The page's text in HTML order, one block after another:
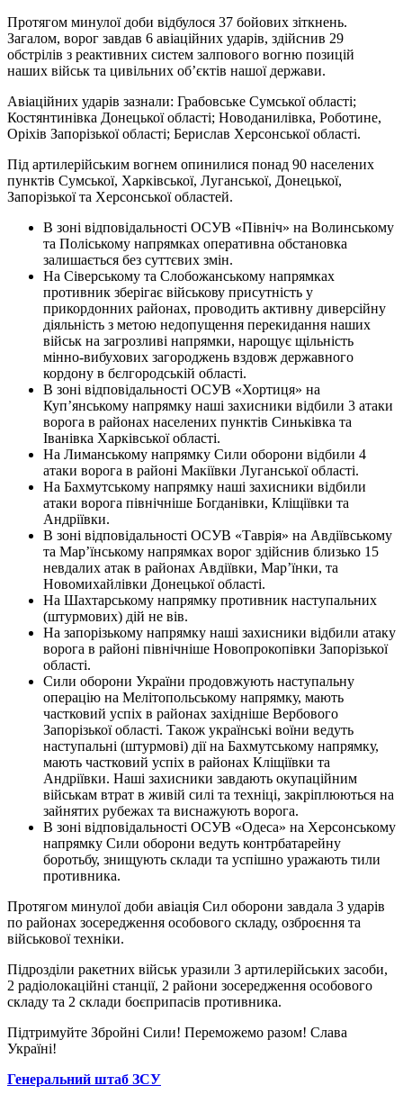
Протягом минулої доби відбулося 37 бойових зіткнень.
Загалом, ворог завдав 6 авіаційних ударів, здійснив 29
обстрілів з реактивних систем залпового вогню позицій
наших військ та цивільних об’єктів нашої держави.
Авіаційних ударів зазнали: Грабовське Сумської області;
Костянтинівка Донецької області; Новоданилівка, Роботине,
Оріхів Запорізької області; Берислав Херсонської області.
Під артилерійським вогнем опинилися понад 90 населених
пунктів Сумської, Харківської, Луганської, Донецької,
Запорізької та Херсонської областей.
В зоні відповідальності ОСУВ «Північ» на Волинському
та Поліському напрямках оперативна обстановка
залишається без суттєвих змін.
На Сіверському та Слобожанському напрямках
противник зберігає військову присутність у
прикордонних районах, проводить активну диверсійну
діяльність з метою недопущення перекидання наших
військ на загрозливі напрямки, нарощує щільність
мінно-вибухових загороджень вздовж державного
кордону в бєлгородській області.
В зоні відповідальності ОСУВ «Хортиця» на
Куп’янському напрямку наші захисники відбили 3 атаки
ворога в районах населених пунктів Синьківка та
Іванівка Харківської області.
На Лиманському напрямку Сили оборони відбили 4
атаки ворога в районі Макіївки Луганської області.
На Бахмутському напрямку наші захисники відбили
атаки ворога північніше Богданівки, Кліщіївки та
Андріївки.
В зоні відповідальності ОСУВ «Таврія» на Авдіївському
та Мар’їнському напрямках ворог здійснив близько 15
невдалих атак в районах Авдіївки, Мар’їнки, та
Новомихайлівки Донецької області.
На Шахтарському напрямку противник наступальних
(штурмових) дій не вів.
На запорізькому напрямку наші захисники відбили атаку
ворога в районі північніше Новопрокопівки Запорізької
області.
Сили оборони України продовжують наступальну
операцію на Мелітопольському напрямку, мають
частковий успіх в районах західніше Вербового
Запорізької області. Також українські воїни ведуть
наступальні (штурмові) дії на Бахмутському напрямку,
мають частковий успіх в районах Кліщіївки та
Андріївки. Наші захисники завдають окупаційним
військам втрат в живій силі та техніці, закріплюються на
зайнятих рубежах та виснажують ворога.
В зоні відповідальності ОСУВ «Одеса» на Херсонському
напрямку Сили оборони ведуть контрбатарейну
боротьбу, знищують склади та успішно уражають тили
противника.
Протягом минулої доби авіація Сил оборони завдала 3 ударів
по районах зосередження особового складу, озброєння та
військової техніки.
Підрозділи ракетних військ уразили 3 артилерійських засоби,
2 радіолокаційні станції, 2 райони зосередження особового
складу та 2 склади боєприпасів противника.
Підтримуйте Збройні Сили! Переможемо разом! Слава
Україні!
Генеральний штаб ЗСУ